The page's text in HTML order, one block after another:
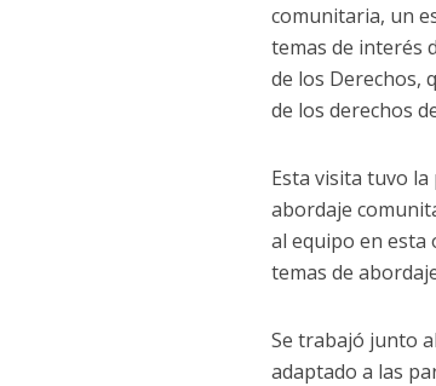
comunitaria, un
temas de interés
de los Derechos,
de los derechos
Esta visita tuvo
abordaje
al equipo en esta
temas de
Se trabajó junto
adaptado a las